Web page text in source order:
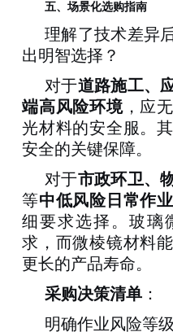
五、场景化选购指南
理解了技术差异
出明智选择？
对于道路施工、
端高风险环境，应
光材料的安全服。
安全的关键保障。
对于市政环卫、
等中低风险日常作业
细要求选择。玻璃
求，而微棱镜材料
更长的产品寿命。
采购决策清单 ：
明确作业风险等